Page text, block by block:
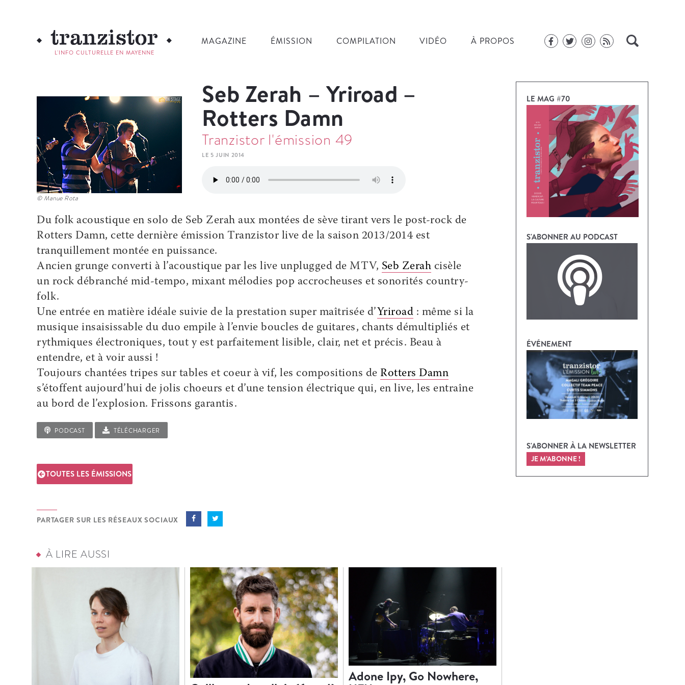
L'INFO CULTURELLE EN MAYENNE
MAGAZINE ÉMISSION COMPILATION VIDÉO À PROPOS
Seb Zerah – Yriroad –
Rotters Damn
Tranzistor l'émission 49
LE 5 JUIN 2014
© Manue Rota
Du folk acoustique en solo de Seb Zerah aux montées de sève tirant vers le post-rock de
Rotters Damn, cette dernière émission Tranzistor live de la saison 2013/2014 est
tranquillement montée en puissance.
Ancien grunge converti à l’acoustique par les live unplugged de MTV, Seb Zerah cisèle
un rock débranché mid-tempo, mixant mélodies pop accrocheuses et sonorités country-
folk.
Une entrée en matière idéale suivie de la prestation super maîtrisée d’ Yriroad : même si la
musique insaisissable du duo empile à l’envie boucles de guitares, chants démultipliés et
rythmiques électroniques, tout y est parfaitement lisible, clair, net et précis. Beau à
entendre, et à voir aussi !
Toujours chantées tripes sur tables et coeur à vif, les compositions de Rotters Damn
s’étoffent aujourd’hui de jolis choeurs et d’une tension électrique qui, en live, les entraîne
au bord de l’explosion. Frissons garantis.
PODCAST TÉLÉCHARGER
TOUTES LES ÉMISSIONS
PARTAGER SUR LES RÉSEAUX SOCIAUX
À LIRE AUSSI
Adone Ipy, Go Nowhere,
LE MAG #70
S'ABONNER AU PODCAST
ÉVÉNEMENT
S'ABONNER À LA NEWSLETTER
JE M’ABONNE !